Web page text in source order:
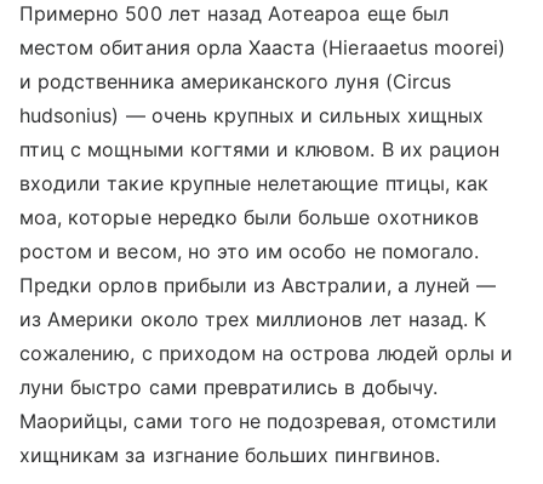
Примерно 500 лет назад Аотеароа еще был
местом обитания орла Хааста (Hieraaetus moorei)
и родственника американского луня (Circus
hudsonius) — очень крупных и сильных хищных
птиц с мощными когтями и клювом. В их рацион
входили такие крупные нелетающие птицы, как
моа, которые нередко были больше охотников
ростом и весом, но это им особо не помогало.
Предки орлов прибыли из Австралии, а луней —
из Америки около трех миллионов лет назад. К
сожалению, с приходом на острова людей орлы и
луни быстро сами превратились в добычу.
Маорийцы, сами того не подозревая, отомстили
хищникам за изгнание больших пингвинов.